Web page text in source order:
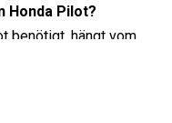
Honda Pilot?
benötigt, hängt vom